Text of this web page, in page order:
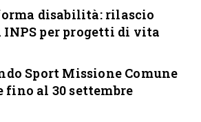
disabilità: rilascio
INPS per progetti di vita
Sport Missione Comune
fino al 30 settembre